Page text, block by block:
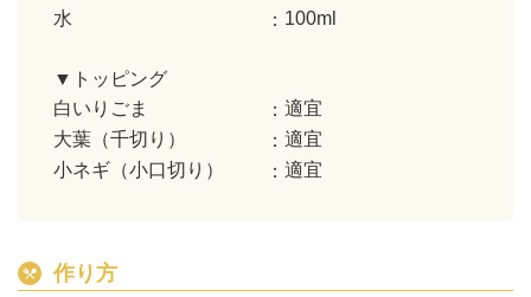
水
100ml
▼トッピング
白いりごま
適宜
大葉（千切り）
適宜
小ネギ（小口切り）
適宜
作り方